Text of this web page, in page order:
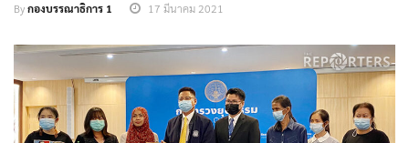
Byกองบรรณาธิการ 1 17 มีนาคม 2021